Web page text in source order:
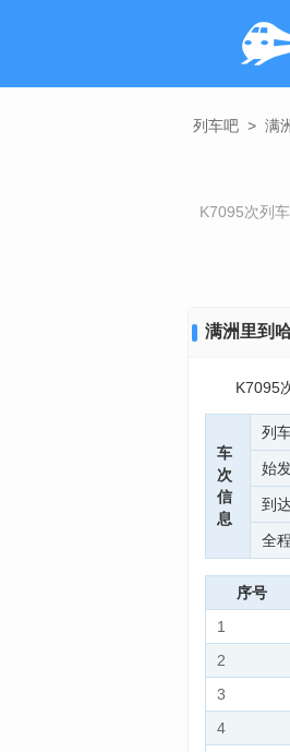
列车吧 > 满
K7095次列
满洲里到
K7095
车
次
信
息
列
始
到
全
序号
1
2
3
4